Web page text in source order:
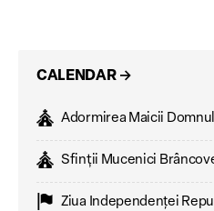
CALENDAR →
Adormirea Maicii
Sfinții Mucenici
Ziua Independenţei